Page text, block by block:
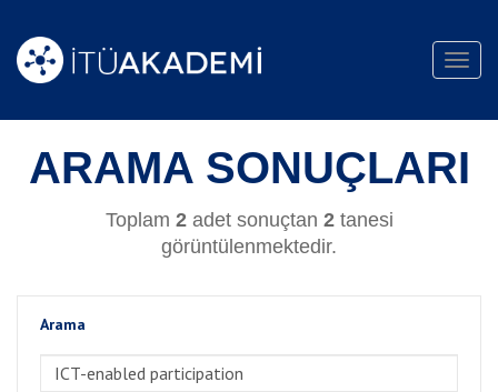
ARAMA SONUÇLARI
Toplam 2adet sonuçtan 2tanesi
görüntülenmektedir.
Arama